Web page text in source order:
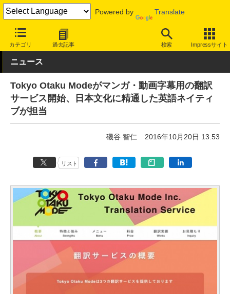
Powered by Translate
カテゴリ 過去記事 検索 Impressサイト
INTERNET Watch サービス/ソフト サービス その他
ニュース
Tokyo Otaku Modeがマンガ・動画字幕用の翻訳
サービス開始、日本文化に精通した英語ネイティ
ブが担当
磯谷 智仁 2016年10月20日 13:53
リスト